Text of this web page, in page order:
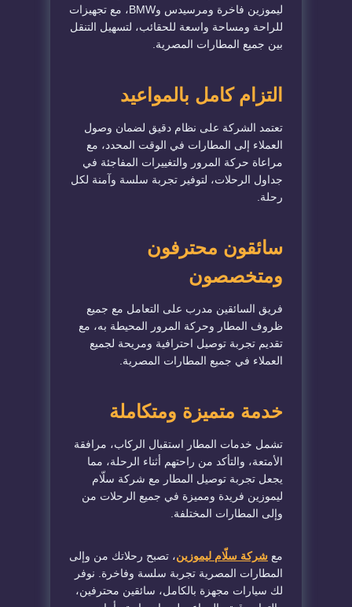
ليموزين فاخرة ومرسيدس وBMW، مع تجهيزات
للراحة ومساحة واسعة للحقائب، لتسهيل التنقل
بين جميع المطارات المصرية.
التزام كامل بالمواعيد
تعتمد الشركة على نظام دقيق لضمان وصول
العملاء إلى المطارات في الوقت المحدد، مع
مراعاة حركة المرور والتغييرات المفاجئة في
جداول الرحلات، لتوفير تجربة سلسة وآمنة لكل
رحلة.
سائقون محترفون
ومتخصصون
فريق السائقين مدرب على التعامل مع جميع
ظروف المطار وحركة المرور المحيطة به، مع
تقديم تجربة توصيل احترافية ومريحة لجميع
العملاء في جميع المطارات المصرية.
خدمة متميزة ومتكاملة
تشمل خدمات المطار استقبال الركاب، مرافقة
الأمتعة، والتأكد من راحتهم أثناء الرحلة، مما
يجعل تجربة توصيل المطار مع شركة سلّام
ليموزين فريدة ومميزة في جميع الرحلات من
وإلى المطارات المختلفة.
مع شركة سلّام ليموزين، تصبح رحلاتك من وإلى
المطارات المصرية تجربة سلسة وفاخرة. نوفر
لك سيارات مجهزة بالكامل، سائقين محترفين،